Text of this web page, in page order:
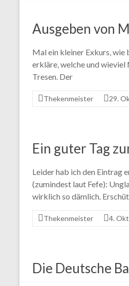
Ausgeben von
Mal ein kleiner Exkurs, wie
erkläre, welche und wieviel
Tresen. Der
Thekenmeister 29.
Ein guter Tag
Leider hab ich den Eintrag
(zumindest laut Fefe):
wirklich so dämlich.
Thekenmeister 4.
Die Deutsche